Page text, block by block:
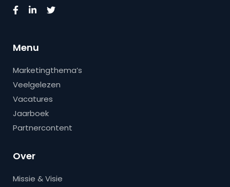
Menu
Marketingthema’s
Veelgelezen
Vacatures
Jaarboek
Partnercontent
Over
Missie & Visie